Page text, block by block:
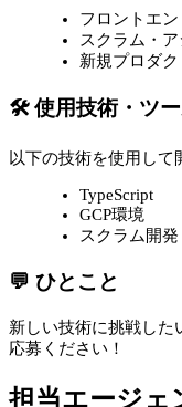
フロントエ
スクラム・
新規プロダ
🛠 使用技術・ツ
以下の技術を使用して
TypeScript
GCP環境
スクラム開発
💬 ひとこと
新しい技術に挑戦した
応募ください！
担当エージェ